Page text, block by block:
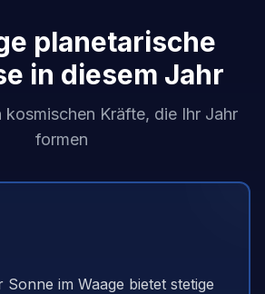
planetarische
in diesem Jahr
Kräfte, die Ihr Jahr
formen
Sonne im Waage bietet stetige